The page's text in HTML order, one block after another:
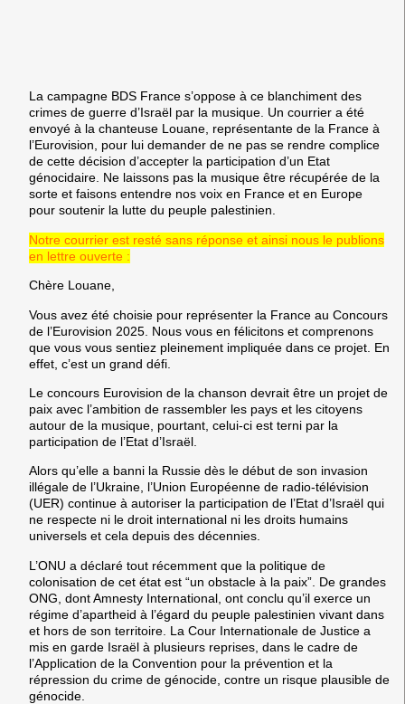
La campagne BDS France s’oppose à ce blanchiment des
crimes de guerre d’Israël par la musique. Un courrier a été
envoyé à la chanteuse Louane, représentante de la France à
l’Eurovision, pour lui demander de ne pas se rendre complice
de cette décision d’accepter la participation d’un Etat
génocidaire. Ne laissons pas la musique être récupérée de la
sorte et faisons entendre nos voix en France et en Europe
pour soutenir la lutte du peuple palestinien.
Notre courrier est resté sans réponse et ainsi nous le publions
en lettre ouverte :
Chère Louane,
Vous avez été choisie pour représenter la France au Concours
de l’Eurovision 2025. Nous vous en félicitons et comprenons
que vous vous sentiez pleinement impliquée dans ce projet. En
effet, c’est un grand défi.
Le concours Eurovision de la chanson devrait être un projet de
paix avec l’ambition de rassembler les pays et les citoyens
autour de la musique, pourtant, celui-ci est terni par la
participation de l’Etat d’Israël.
Alors qu’elle a banni la Russie dès le début de son invasion
illégale de l’Ukraine, l’Union Européenne de radio-télévision
(UER) continue à autoriser la participation de l’Etat d’Israël qui
ne respecte ni le droit international ni les droits humains
universels et cela depuis des décennies.
L’ONU a déclaré tout récemment que la politique de
colonisation de cet état est “un obstacle à la paix”. De grandes
ONG, dont Amnesty International, ont conclu qu’il exerce un
régime d’apartheid à l’égard du peuple palestinien vivant dans
et hors de son territoire. La Cour Internationale de Justice a
mis en garde Israël à plusieurs reprises, dans le cadre de
l’Application de la Convention pour la prévention et la
répression du crime de génocide, contre un risque plausible de
génocide.